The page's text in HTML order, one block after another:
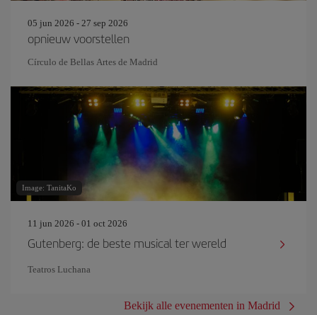
05 jun 2026 - 27 sep 2026
opnieuw voorstellen
Círculo de Bellas Artes de Madrid
Image: TanitaKo
11 jun 2026 - 01 oct 2026
Gutenberg: de beste musical ter wereld
Teatros Luchana
Bekijk alle evenementen in Madrid